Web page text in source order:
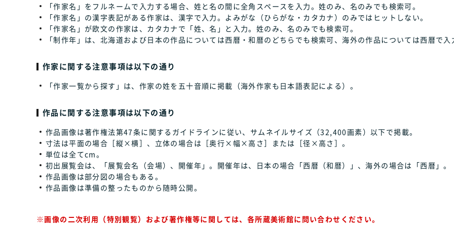
「作家名」をフルネームで入力する場合、姓と名の間に全角スペースを入力。姓のみ、名のみでも検索可。
「作家名」の漢字表記がある作家は、漢字で入力。よみがな（ひらがな・カタカナ）のみではヒットしない。
「作家名」が欧文の作家は、カタカナで「姓、名」と入力。姓のみ、名のみでも検索可。
「制作年」は、北海道および日本の作品については西暦・和暦のどちらでも検索可、海外の作品については西暦で入
作家に関する注意事項は以下の通り
「作家一覧から探す」は、作家の姓を五十音順に掲載（海外作家も日本語表記による）。
作品に関する注意事項は以下の通り
作品画像は著作権法第47条に関するガイドラインに従い、サムネイルサイズ（32,400画素）以下で掲載。
寸法は平面の場合［縦×横］、立体の場合は［奥行×幅×高さ］または［径×高さ］。
単位は全てcm。
初出展覧会は、「展覧会名（会場）、開催年」。開催年は、日本の場合「西暦（和暦）」、海外の場合は「西暦」。
作品画像は部分図の場合もある。
作品画像は準備の整ったものから随時公開。
※画像の二次利用（特別観覧）および著作権等に関しては、各所蔵美術館に問い合わせください。